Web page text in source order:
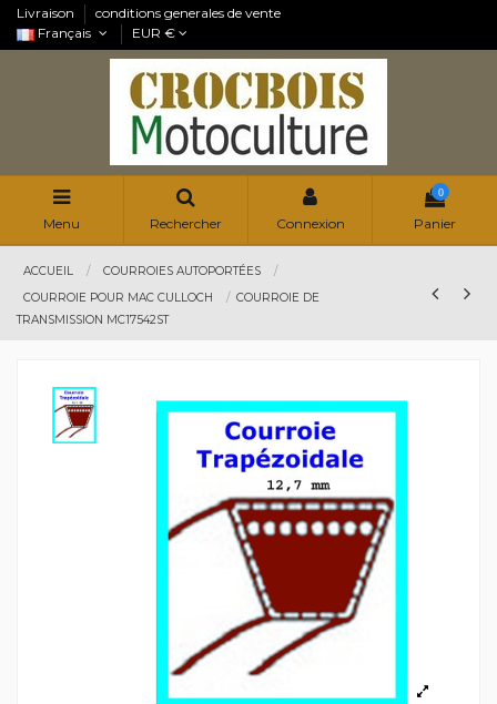
Livraison
conditions generales de vente
Français
EUR €
Menu Rechercher Connexion
0
Panier
ACCUEIL
COURROIES AUTOPORTÉES
COURROIE POUR MAC CULLOCH
COURROIE DE
TRANSMISSION MC17542ST